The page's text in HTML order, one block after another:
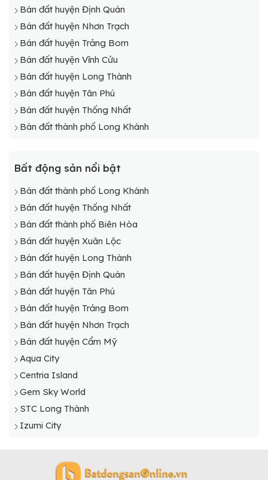
Bán đất huyện Định Quán
Bán đất huyện Nhơn Trạch
Bán đất huyện Trảng Bom
Bán đất huyện Vĩnh Cửu
Bán đất huyện Long Thành
Bán đất huyện Tân Phú
Bán đất huyện Thống Nhất
Bán đất thành phố Long Khánh
Bất động sản nổi bật
Bán đất thành phố Long Khánh
Bán đất huyện Thống Nhất
Bán đất thành phố Biên Hòa
Bán đất huyện Xuân Lộc
Bán đất huyện Long Thành
Bán đất huyện Định Quán
Bán đất huyện Tân Phú
Bán đất huyện Trảng Bom
Bán đất huyện Nhơn Trạch
Bán đất huyện Cẩm Mỹ
Aqua City
Centria Island
Gem Sky World
STC Long Thành
Izumi City